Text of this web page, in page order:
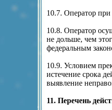
10.7. Оператор
10.8. Оператор
не дольше, чем
федеральным
10.9. Условием
истечение срока
выявление
11. Перечень